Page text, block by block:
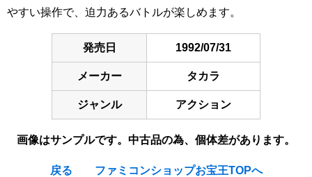
やすい操作で、迫力あるバトルが楽しめます。
発売日 1992/07/31
メーカー タカラ
ジャンル アクション
画像はサンプルです。中古品の為、個体差があります。
戻る ファミコンショップお宝王TOPへ